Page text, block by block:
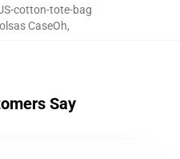
cotton-tote-bag
CaseOh,
Say